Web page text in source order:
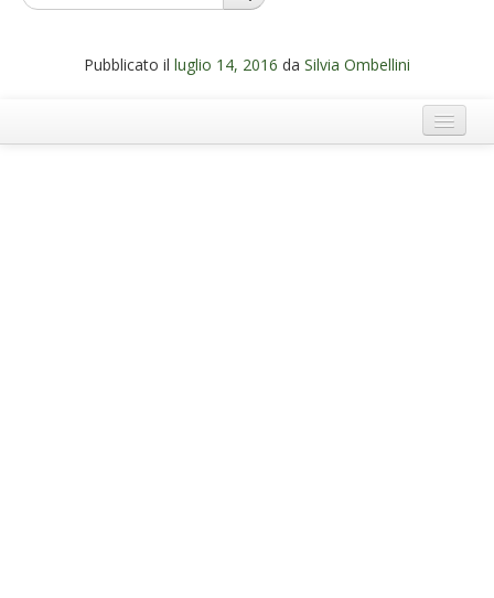
Pubblicato il luglio 14, 2016 da Silvia Ombellini